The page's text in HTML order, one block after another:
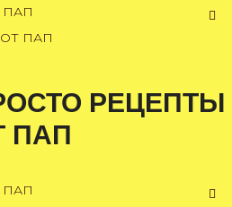
ПАП
РЕЦЕПТЫ
ПАП